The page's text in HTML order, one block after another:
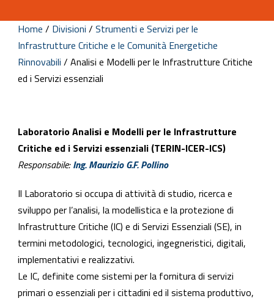
Home / Divisioni / Strumenti e Servizi per le
Infrastrutture Critiche e le Comunità Energetiche
Rinnovabili / Analisi e Modelli per le Infrastrutture Critiche
ed i Servizi essenziali
Laboratorio Analisi e Modelli per le Infrastrutture
Critiche ed i Servizi essenziali (TERIN-ICER-ICS)
Responsabile:Ing. Maurizio G.F. Pollino
Il Laboratorio si occupa di attività di studio, ricerca e
sviluppo per l’analisi, la modellistica e la protezione di
Infrastrutture Critiche (IC) e di Servizi Essenziali (SE), in
termini metodologici, tecnologici, ingegneristici, digitali,
implementativi e realizzativi.
Le IC, definite come sistemi per la fornitura di servizi
primari o essenziali per i cittadini ed il sistema produttivo,